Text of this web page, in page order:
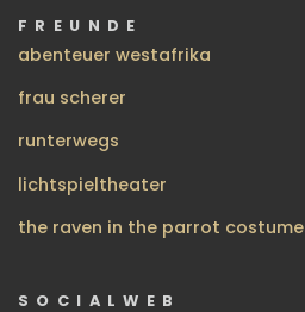
FREUNDE
abenteuer westafrika
frau scherer
runterwegs
lichtspieltheater
the raven in the parrot costume
SOCIALWEB